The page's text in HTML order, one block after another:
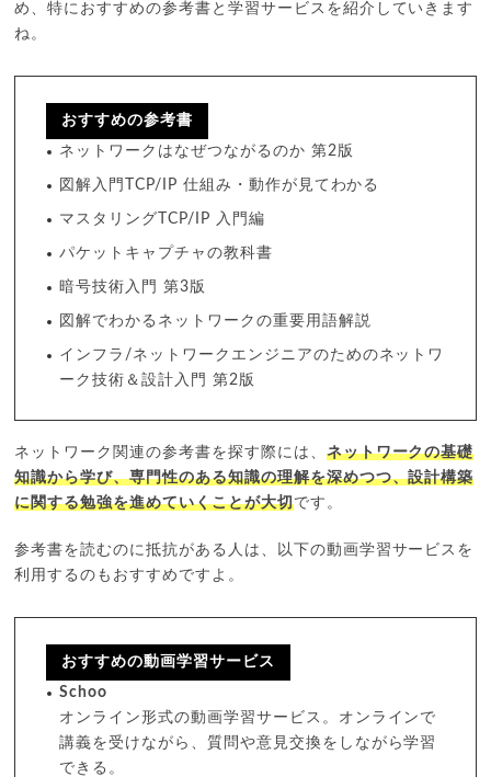
め、特におすすめの参考書と学習サービスを紹介していきます
ね。
おすすめの参考書
ネットワークはなぜつながるのか 第2版
図解入門TCP/IP 仕組み・動作が見てわかる
マスタリングTCP/IP 入門編
パケットキャプチャの教科書
暗号技術入門 第3版
図解でわかるネットワークの重要用語解説
インフラ/ネットワークエンジニアのためのネットワ
ーク技術＆設計入門 第2版
ネットワーク関連の参考書を探す際には、 ネットワークの基礎
知識から学び、専門性のある知識の理解を深めつつ、設計構築
に関する勉強を進めていくことが大切です。
参考書を読むのに抵抗がある人は、以下の動画学習サービスを
利用するのもおすすめですよ。
おすすめの動画学習サービス
Schoo
オンライン形式の動画学習サービス。オンラインで
講義を受けながら、質問や意見交換をしながら学習
できる。